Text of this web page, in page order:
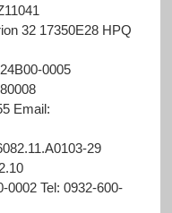
32 17350E28 HPQ
0005
Email:
29
0002 Tel: 0932-600-